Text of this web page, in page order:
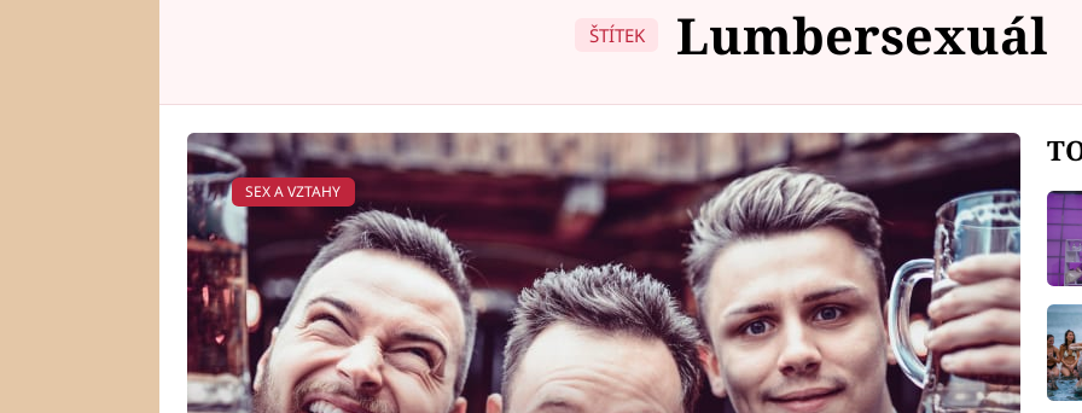
ŠTÍTEK Lumbersexuál
SEX A VZTAHY